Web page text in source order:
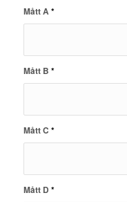
Mått A*
Mått B *
Mått C *
Mått D *